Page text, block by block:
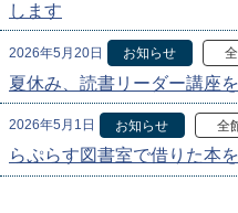
します
2026年5月20日 お知らせ
夏休み、読書リーダー講座
2026年5月1日 お知らせ 全
らぷらす図書室で借りた本